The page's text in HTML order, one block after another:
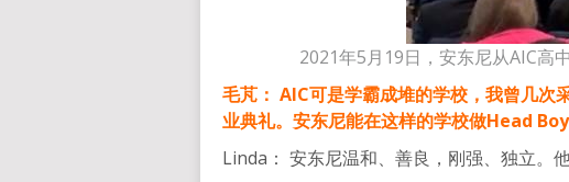
2021年5月19日，安东尼从AIC高
毛芃： AIC可是学霸成堆的学校，我曾几次
业典礼。安东尼能在这样的学校做Head
Linda： 安东尼温和、善良，刚强、独立。